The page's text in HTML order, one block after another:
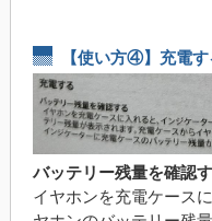
【使い方④】充電す
バッテリー残量を確認
イヤホンを充電ケース